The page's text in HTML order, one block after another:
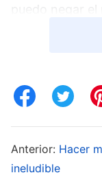
puedo negar
voy a creer
Entonces,
producen
Anterior: Hacer
ineludible